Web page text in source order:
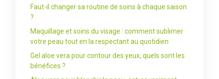
Faut-il changer sa routine de soins à chaque saison
?
Maquillage et soins du visage : comment sublimer
votre peau tout en la respectant au quotidien
Gel aloe vera pour contour des yeux, quels sont les
bénéfices ?